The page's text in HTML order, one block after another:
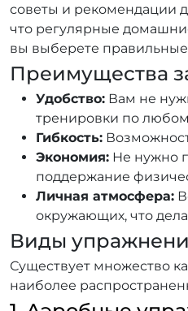
советы и рекомендации
что регулярные
вы выберете
Преимущества
Удобство: Вам не
тренировки по
Гибкость:
Экономия: Не нужно
поддержание
Личная атмосфера:
окружающих, что
Виды
Существует множество
наиболее